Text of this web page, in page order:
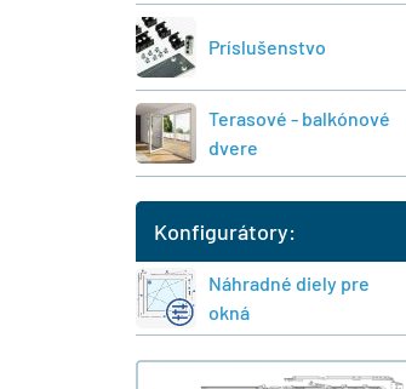
Príslušenstvo
Terasové - balkónové
dvere
Konfigurátory:
Náhradné diely pre
okná